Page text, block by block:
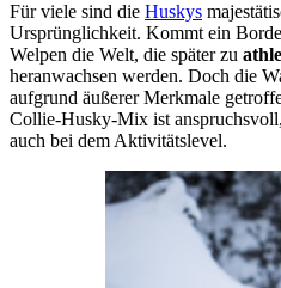
Für viele sind die Huskys
Ursprünglichkeit. Kommt ein
Welpen die Welt, die später zu
heranwachsen werden. Doch die
aufgrund äußerer Merkmale
Collie-Husky-Mix ist
auch bei dem Aktivitätslevel.